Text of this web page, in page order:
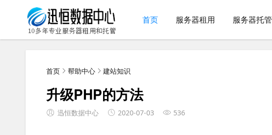
首页 服务器租用 服务器托管
首页 帮助中心 建站知识
升级PHP的方法
迅恒数据中心 2020-07-03 536